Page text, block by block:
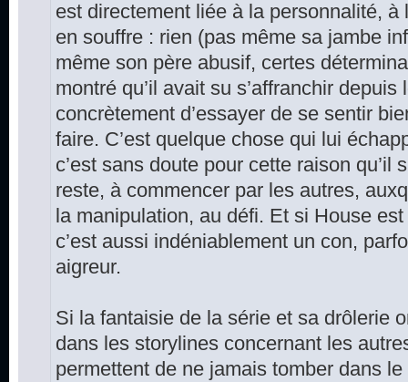
est directement liée à la personnalité, à
en souffre : rien (pas même sa jambe
même son père abusif, certes
montré qu’il avait su s’affranchir
concrètement d’essayer de se sentir
faire. C’est quelque chose qui lui
c’est sans doute pour cette raison qu’il
reste, à commencer par les autres,
la manipulation, au défi. Et si House
c’est aussi indéniablement un con,
aigreur.
Si la fantaisie de la série et sa drôlerie
dans les storylines concernant les
permettent de ne jamais tomber dans